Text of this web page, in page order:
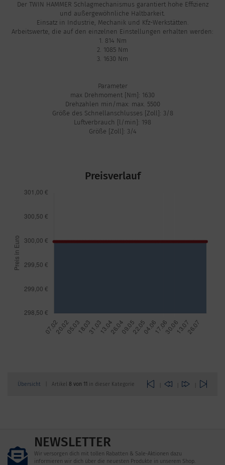
Der TWIN HAMMER Schlagmechanismus garantiert hohe Effizienz
und außergewöhnliche Haltbarkeit.
Einsatz in Industrie, Mechanik und Kfz-Werkstätten.
Arbeitswerte, die auf den einzelnen Einstellungen erhalten werden:
1. 814 Nm
2. 1085 Nm
3. 1630 Nm
Parameter
max Drehmoment [Nm]: 1630
Drehzahlen min/max: max. 5500
Größe des Schnellanschlusses [Zoll]: 3/8
Luftverbrauch [l/min]: 198
Größe [Zoll]: 3/4
Preisverlauf
Übersicht | Artikel 8 von 11 in dieser Kategorie
NEWSLETTER
Wir versorgen dich mit tollen Rabatten & Sale-Aktionen dazu
informieren wir dich über die neuesten Produkte in unserem Shop.